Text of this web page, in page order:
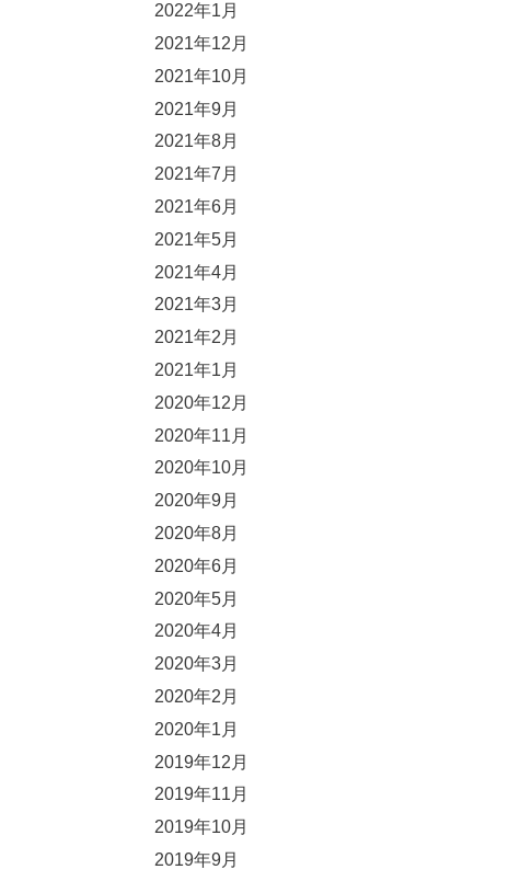
2022年1月
2021年12月
2021年10月
2021年9月
2021年8月
2021年7月
2021年6月
2021年5月
2021年4月
2021年3月
2021年2月
2021年1月
2020年12月
2020年11月
2020年10月
2020年9月
2020年8月
2020年6月
2020年5月
2020年4月
2020年3月
2020年2月
2020年1月
2019年12月
2019年11月
2019年10月
2019年9月